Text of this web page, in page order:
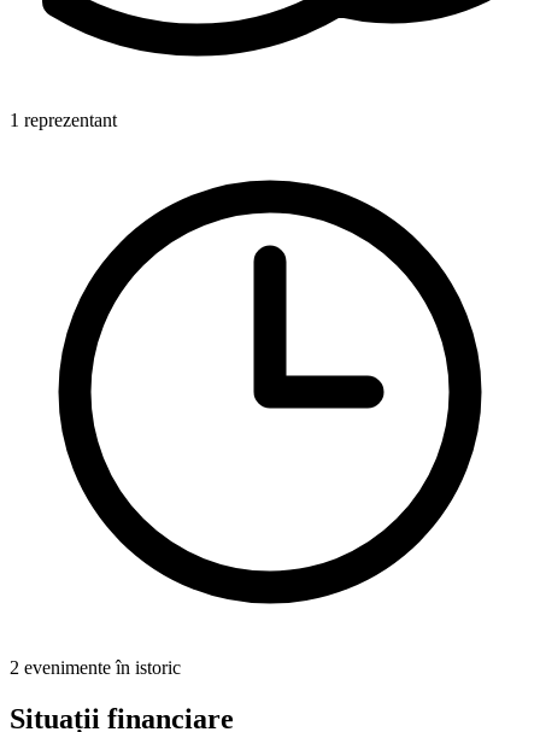
1 reprezentant
2 evenimente în istoric
Situații financiare